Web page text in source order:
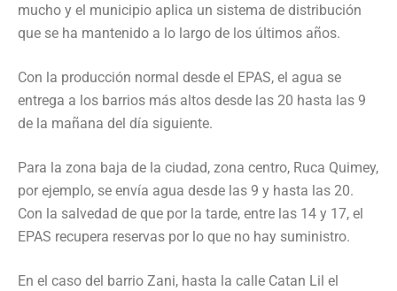
mucho y el municipio aplica un sistema de distribución
que se ha mantenido a lo largo de los últimos años.
Con la producción normal desde el EPAS, el agua se
entrega a los barrios más altos desde las 20 hasta las 9
de la mañana del día siguiente.
Para la zona baja de la ciudad, zona centro, Ruca Quimey,
por ejemplo, se envía agua desde las 9 y hasta las 20.
Con la salvedad de que por la tarde, entre las 14 y 17, el
EPAS recupera reservas por lo que no hay suministro.
En el caso del barrio Zani, hasta la calle Catan Lil el